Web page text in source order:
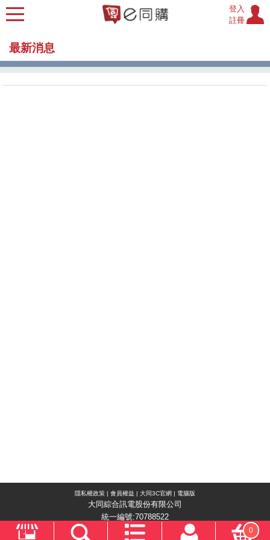
登入
註冊
最新消息
隱私權政策 | 會員權益 | 大同3C官網 | 電腦版
大同綜合訊電股份有限公司
統一編號:70788522
0